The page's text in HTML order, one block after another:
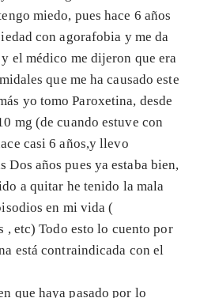
miedo, pues hace 6 años
con agorafobia y me da
el médico me dijeron que era
que me ha causado este
yo tomo Paroxetina, desde
mg (de cuando estuve con
casi 6 años,y llevo
Dos años pues ya estaba bien,
a quitar he tenido la mala
en mi vida (
, etc) Todo esto lo cuento por
está contraindicada con el
que haya pasado por lo